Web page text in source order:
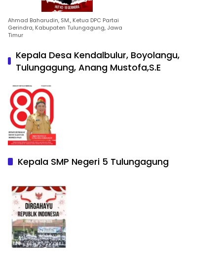
Ahmad Baharudin, SM., Ketua DPC Partai
Gerindra, Kabupaten Tulungagung, Jawa
Timur
Kepala Desa Kendalbulur, Boyolangu,
Tulungagung, Anang Mustofa,S.E
Kepala SMP Negeri 5 Tulungagung